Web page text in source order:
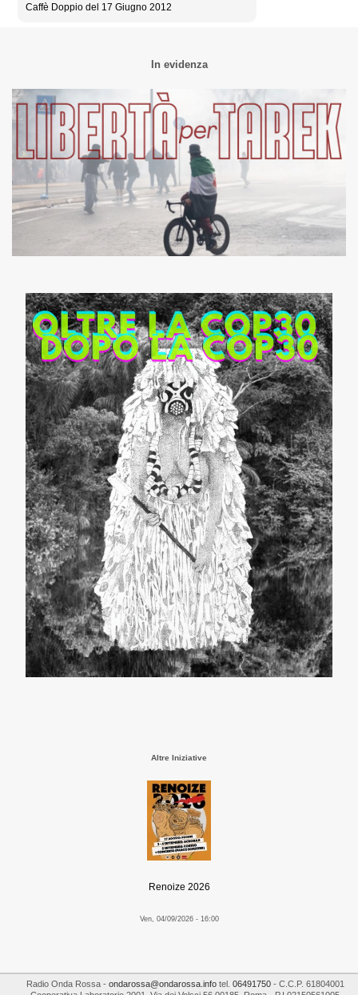
Caffè Doppio del 17 Giugno 2012
In evidenza
Altre Iniziative
Renoize 2026
Ven, 04/09/2026 - 16:00
Radio Onda Rossa- ondarossa@ondarossa.infotel. 06491750- C.C.P. 61804001